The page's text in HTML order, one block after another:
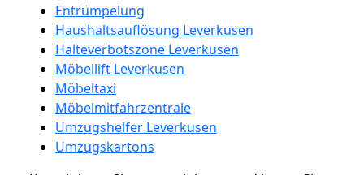
Entrümpelung
Haushaltsauflösung Leverkusen
Halteverbotszone Leverkusen
Möbellift Leverkusen
Möbeltaxi
Möbelmitfahrzentrale
Umzugshelfer Leverkusen
Umzugskartons